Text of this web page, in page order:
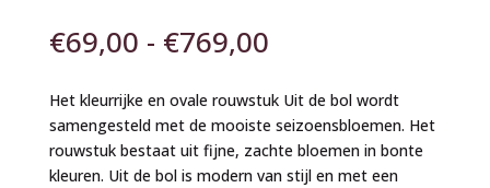
€69,00 - €769,00Prijsklasse:
tot
€769,00
Het kleurrijke en ovale rouwstuk Uit de bol wordt
samengesteld met de mooiste seizoensbloemen. Het
rouwstuk bestaat uit fijne, zachte bloemen in bonte
kleuren. Uit de bol is modern van stijl en met een